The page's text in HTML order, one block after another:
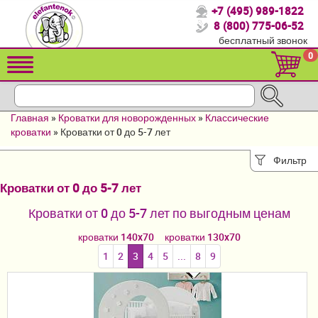
Спасибо, что выбрали нас!
Распродажа!
Детские коляски
Кроватки для новорожденных
Конверты, муфты
Детский транспорт
Летние товары
Мебель и аксессуары
Постельные принадлежности
+7 (495) 989-1822
8 (800) 775-06-52
бесплатный звонок
0
Главная » Кроватки для новорожденных » Классические
кроватки » Кроватки от 0 до 5-7 лет
Фильтр
Кроватки от 0 до 5-7 лет
Кроватки от 0 до 5-7 лет по выгодным ценам
кроватки 140x70
кроватки 130x70
1
2 3 4 5 ... 8 9